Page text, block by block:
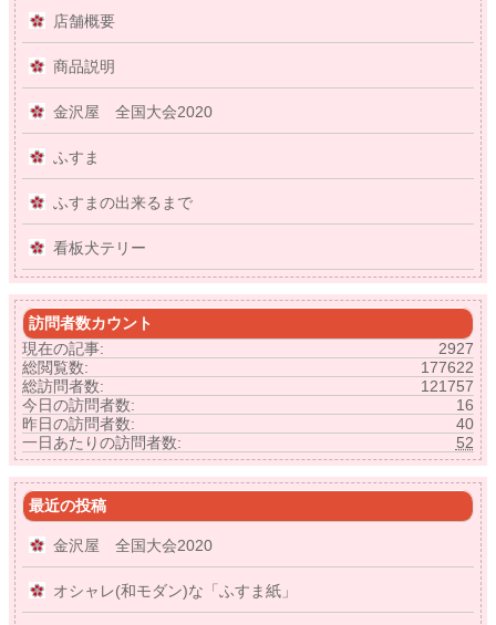
店舗概要
商品説明
金沢屋 全国大会2020
ふすま
ふすまの出来るまで
看板犬テリー
訪問者数カウント
2927
現在の記事:
177622
総閲覧数:
121757
総訪問者数:
16
今日の訪問者数:
40
昨日の訪問者数:
52
一日あたりの訪問者数:
最近の投稿
金沢屋 全国大会2020
オシャレ(和モダン)な「ふすま紙」